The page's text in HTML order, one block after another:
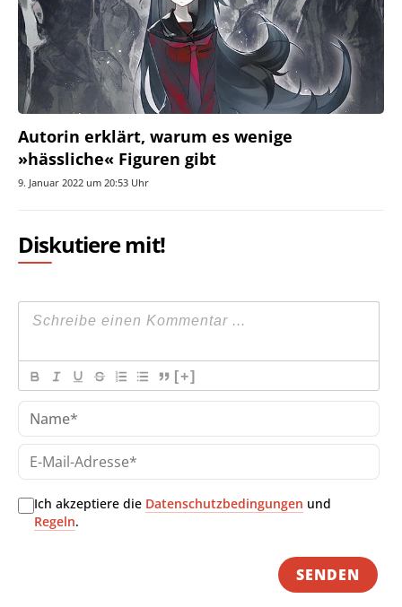
Autorin erklärt, warum es wenige
»hässliche« Figuren gibt
9. Januar 2022 um 20:53 Uhr
Diskutiere mit!
[+]
E-
Ich akzeptiere die Datenschutzbedingungen und
Regeln.